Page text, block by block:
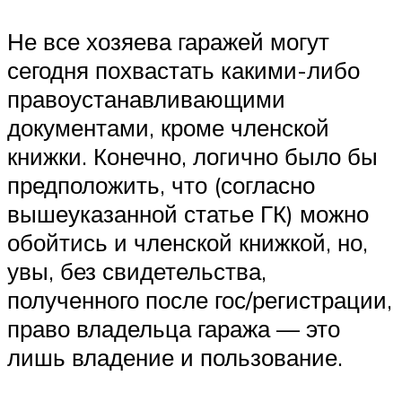
Не все хозяева гаражей могут
сегодня похвастать какими-либо
правоустанавливающими
документами, кроме членской
книжки. Конечно, логично было бы
предположить, что (согласно
вышеуказанной статье ГК) можно
обойтись и членской книжкой, но,
увы, без свидетельства,
полученного после гос/регистрации,
право владельца гаража — это
лишь владение и пользование.